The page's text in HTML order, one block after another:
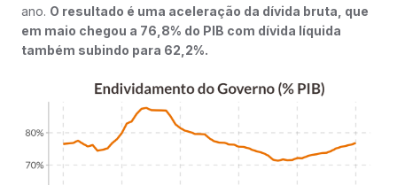
ano. O resultado é uma aceleração da dívida bruta, que
em maio chegou a 76,8% do PIB com dívida líquida
também subindo para 62,2%.